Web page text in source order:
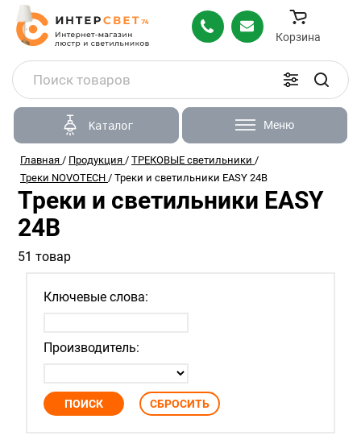
Корзина
Каталог Меню
Главная / Продукция / ТРЕКОВЫЕ светильники /
Треки NOVOTECH / Треки и светильники EASY 24В
Треки и светильники EASY
24В
51 товар
Ключевые слова:
Производитель: